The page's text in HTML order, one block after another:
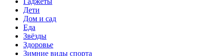
Дети
Дом и сад
Еда
Звёзды
Здоровье
Зимние виды спорта